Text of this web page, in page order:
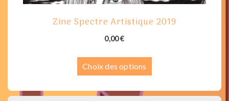
Zine Spectre Artistique 2019
0,00€
Choix des options
Ce